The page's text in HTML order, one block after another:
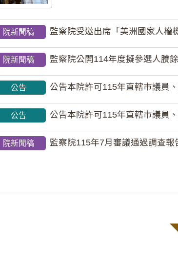
院新聞稿 監察院受邀出席「美洲國家人權
院新聞稿 監察院公開114年度擬參選人賸
公告 公告本院許可115年直轄市議員、
公告 公告本院許可115年直轄市議員、
院新聞稿 監察院115年7月審議通過調查